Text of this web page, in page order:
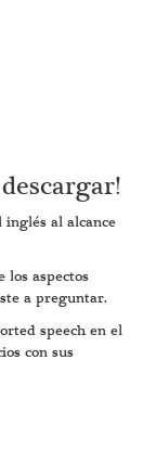
inglés al alcance
los aspectos
a preguntar.
speech en el
con sus